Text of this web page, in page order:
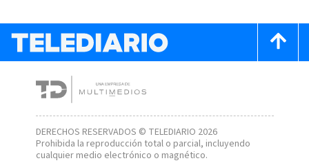
DERECHOS RESERVADOS © TELEDIARIO 2026
Prohibida la reproducción total o parcial, incluyendo
cualquier medio electrónico o magnético.